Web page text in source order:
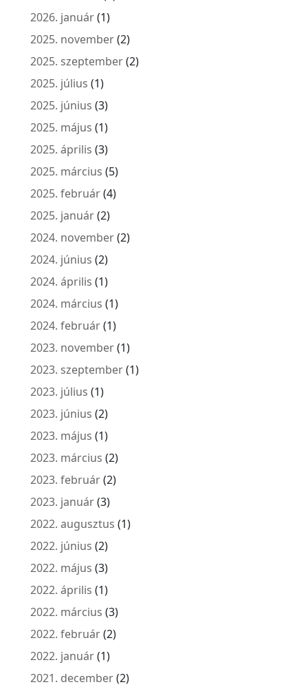
2026. január(1)
2025. november(2)
2025. szeptember(2)
2025. július (1)
2025. június (3)
2025. május (1)
2025. április (3)
2025. március (5)
2025. február(4)
2025. január(2)
2024. november(2)
2024. június (2)
2024. április (1)
2024. március (1)
2024. február(1)
2023. november(1)
2023. szeptember(1)
2023. július (1)
2023. június (2)
2023. május (1)
2023. március (2)
2023. február(2)
2023. január(3)
2022. augusztus (1)
2022. június (2)
2022. május (3)
2022. április (1)
2022. március (3)
2022. február(2)
2022. január(1)
2021. december(2)